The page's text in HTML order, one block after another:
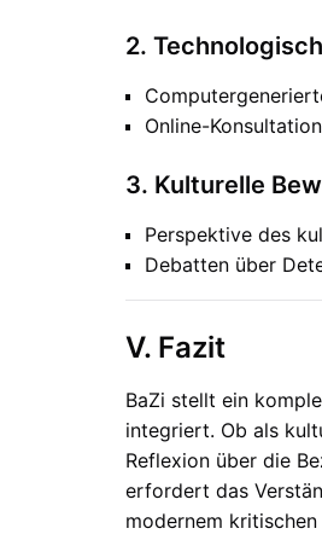
2.
Online-
3. Kulturelle
Perspektive des
Debatten über
V. Fazit
BaZi stellt ein
integriert. Ob als
Reflexion über die
erfordert das
modernem kritischen